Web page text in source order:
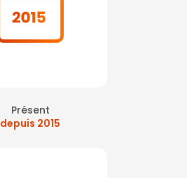
Présent
depuis 2015